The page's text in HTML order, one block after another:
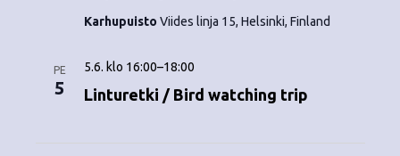
Karhupuisto Viides linja 15, Helsinki, Finland
PE
5 Linturetki / Bird watching trip
5.6. klo 16:00–18:00